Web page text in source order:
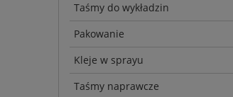
Taśmy do wykładzin
Pakowanie
Kleje w sprayu
Taśmy naprawcze